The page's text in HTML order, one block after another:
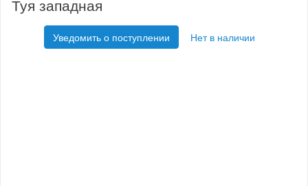
Туя западная
Уведомить о поступлении Нет в наличии